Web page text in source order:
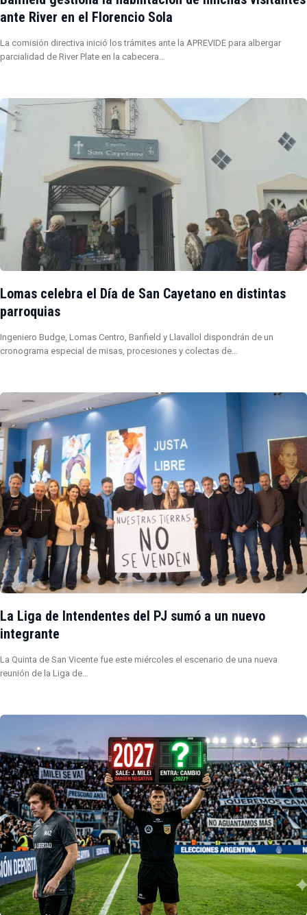
ante River en el Florencio Sola
La comisión directiva inició los trámites ante la APREVIDE para albergar
parcialidad de River Plate en la cabecera…
Lomas celebra el Día de San Cayetano en distintas
parroquias
Ingeniero Budge, Lomas Centro, Banfield y Llavallol dispondrán de un
cronograma especial de misas, procesiones y colectas de…
La Liga de Intendentes del PJ sumó a un nuevo
integrante
La Quinta de San Vicente fue este miércoles el escenario de una nueva
reunión de la Liga de…